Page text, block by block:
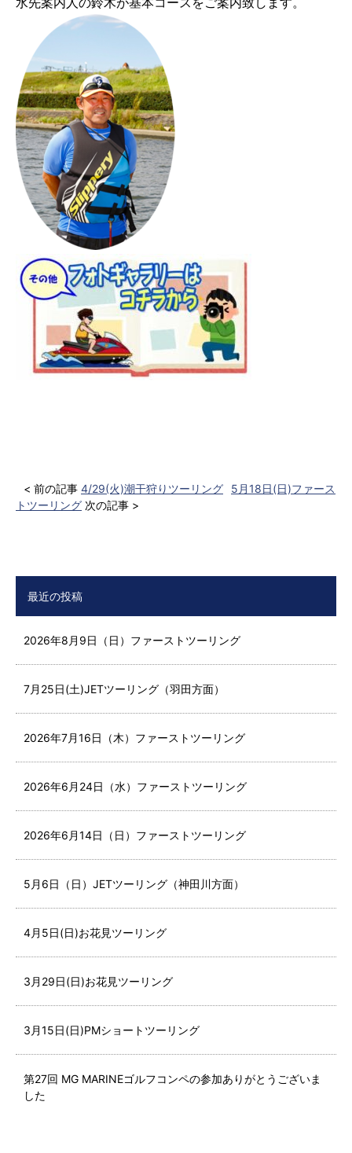
< 前の記事 4/29(火)潮干狩りツーリング
5月18日(日)ファース
トツーリング 次の記事 >
最近の投稿
2026年8月9日（日）ファーストツーリング
7月25日(土)JETツーリング（羽田方面）
2026年7月16日（木）ファーストツーリング
2026年6月24日（水）ファーストツーリング
2026年6月14日（日）ファーストツーリング
5月6日（日）JETツーリング（神田川方面）
4月5日(日)お花見ツーリング
3月29日(日)お花見ツーリング
3月15日(日)PMショートツーリング
第27回 MG MARINEゴルフコンペの参加ありがとうございま
した